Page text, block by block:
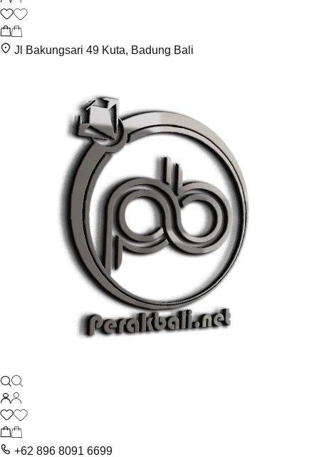
Jl Bakungsari 49 Kuta, Badung Bali
+62 896 8091 6699